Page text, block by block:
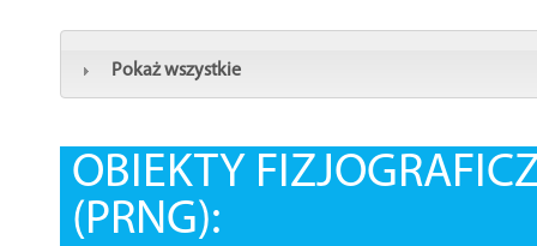
Pokaż wszystkie
OBIEKTY
(PRNG):